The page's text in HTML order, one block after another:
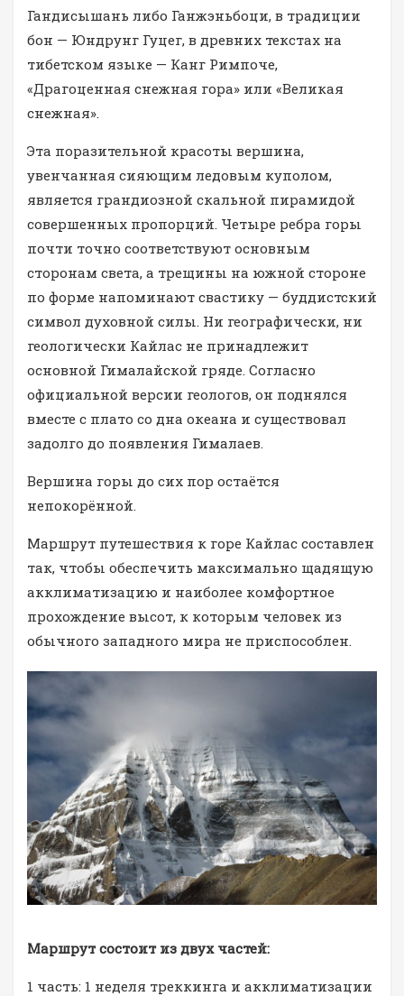
Гандисышань либо Ганжэньбоци, в традиции
бон — Юндрунг Гуцег, в древних текстах на
тибетском языке — Канг Римпоче,
«Драгоценная снежная гора» или «Великая
снежная».
Эта поразительной красоты вершина,
увенчанная сияющим ледовым куполом,
является грандиозной скальной пирамидой
совершенных пропорций. Четыре ребра горы
почти точно соответствуют основным
сторонам света, а трещины на южной стороне
по форме напоминают свастику — буддистский
символ духовной силы. Ни географически, ни
геологически Кайлас не принадлежит
основной Гималайской гряде. Согласно
официальной версии геологов, он поднялся
вместе с плато со дна океана и существовал
задолго до появления Гималаев.
Вершина горы до сих пор остаётся
непокорённой.
Маршрут путешествия к горе Кайлас составлен
так, чтобы обеспечить максимально щадящую
акклиматизацию и наиболее комфортное
прохождение высот, к которым человек из
обычного западного мира не приспособлен.
Маршрут состоит из двух частей:
1 часть: 1 неделя треккинга и акклиматизации